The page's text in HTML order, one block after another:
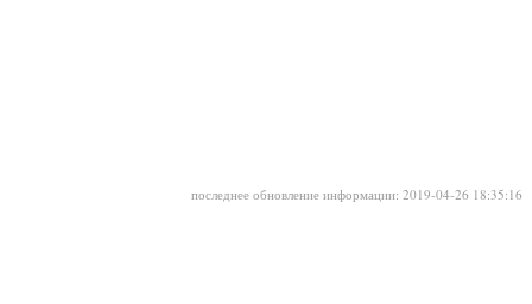
последнее обновление информации: 2019-04-26 18:35:16